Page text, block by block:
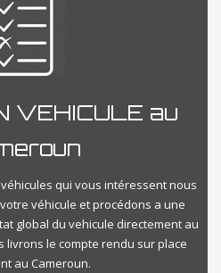
VEHICULE au
qui vous intéressent nous
véhicule et procédons a une
global du vehicule directement au
livrons le compte rendu sur place
au Cameroun.